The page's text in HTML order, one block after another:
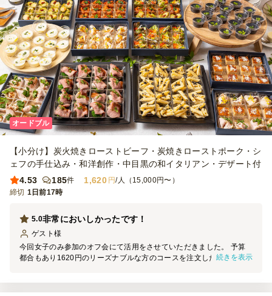
オードブル
【小分け】炭火焼きローストビーフ・炭焼きローストポーク・シ
ェフの手仕込み・和洋創作・中目黒の和イタリアン・デザート付
4.53
185件 1,620 円/人（15,000円〜）
締切 1日前17時
非常においしかったです！
5.0
ゲスト 様
今回女子のみ参加のオフ会にて活用をさせていただきました。 予算
都合もあり1620円のリーズナブルな方のコースを注文したのです
続きを表示